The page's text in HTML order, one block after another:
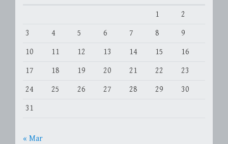
1
2
3
4 5 6 7 8
9
10
11 12 13 14 15
16
17
18 19 20 21 22
23
24
25 26 27 28 29
30
31
« Mar